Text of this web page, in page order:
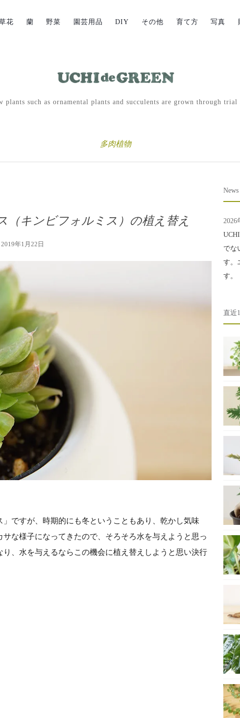
花 蘭 野菜 園芸用品 DIY その他 育て方 写真
plants such as ornamental plants and succulents are grown through trial
多肉植物
（キンビフォルミス）の植え替え
2019年1月22日
ですが、時期的にも冬ということもあり、乾かし気味
な様子になってきたので、そろそろ水を与えようと思っ
、水を与えるならこの機会に植え替えしようと思い決行
2026
でな
す。
す。
直近